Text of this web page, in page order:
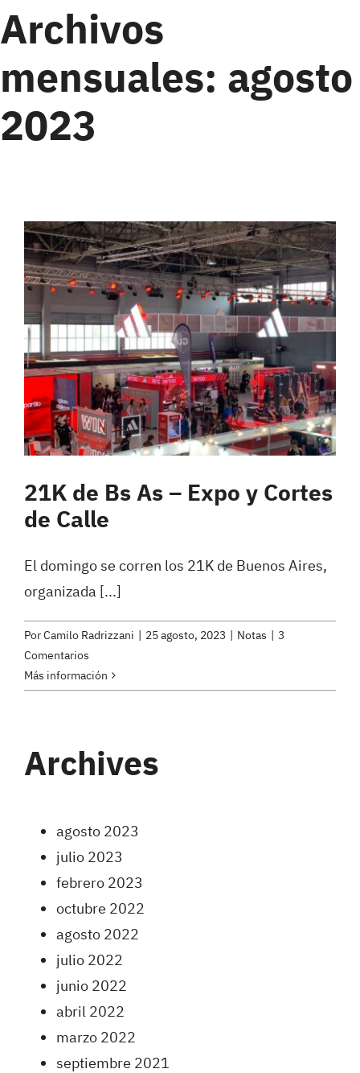
Archivos
mensuales: agosto
2023
21K de Bs As – Expo y Cortes
de Calle
El domingo se corren los 21K de Buenos Aires,
organizada [...]
PorCamilo Radrizzani | 25 agosto, 2023 | Notas | 3
Comentarios
Más información
Archives
agosto 2023
julio 2023
febrero 2023
octubre 2022
agosto 2022
julio 2022
junio 2022
abril 2022
marzo 2022
septiembre 2021